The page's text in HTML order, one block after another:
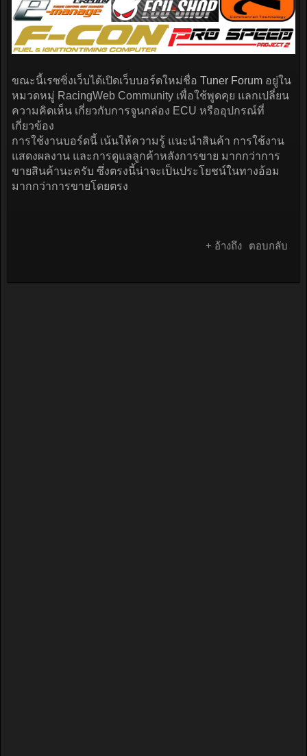
ขณะนี้เรซซิ่งเว็บได้เปิดเว็บบอร์ดใหม่ชื่อ Tuner Forum อยู่ใน
หมวดหมู่ RacingWeb Community เพื่อใช้พูดคุย แลกเปลี่ยน
ความคิดเห็น เกี่ยวกับการจูนกล่อง ECU หรืออุปกรณ์ที่
เกี่ยวข้อง
การใช้งานบอร์ดนี้ เน้นให้ความรู้ แนะนำสินค้า การใช้งาน
แสดงผลงาน และการดูแลลูกค้าหลังการขาย มากกว่าการ
ขายสินค้านะครับ ซึ่งตรงนี้น่าจะเป็นประโยชน์ในทางอ้อม
มากกว่าการขายโดยตรง
+ อ้างถึง ตอบกลับ